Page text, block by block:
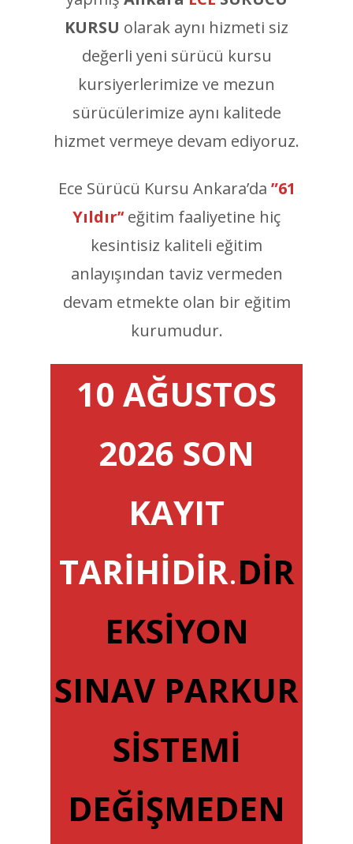
KURSU olarak aynı hizmeti siz
değerli yeni sürücü kursu
kursiyerlerimize ve mezun
sürücülerimize aynı kalitede
hizmet vermeye devam ediyoruz.
Ece Sürücü Kursu Ankara’da ”61
Yıldır’‘ eğitim faaliyetine hiç
kesintisiz kaliteli eğitim
anlayışından taviz vermeden
devam etmekte olan bir eğitim
kurumudur.
10 AĞUSTOS
2026 SON
KAYIT
TARİHİDİR.DİR
EKSİYON
SINAV PARKUR
SİSTEMİ
DEĞİŞMEDEN